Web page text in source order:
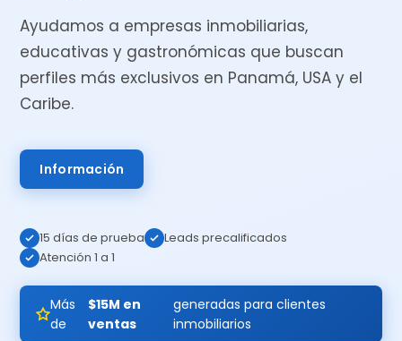
Ayudamos a empresas inmobiliarias,
educativas y gastronómicas que buscan
perfiles más exclusivos en Panamá, USA y el
Caribe.
Información
15 días de prueba
Leads precalificados
Atención 1 a 1
Más
de
$15M en
ventas
generadas para clientes
inmobiliarios